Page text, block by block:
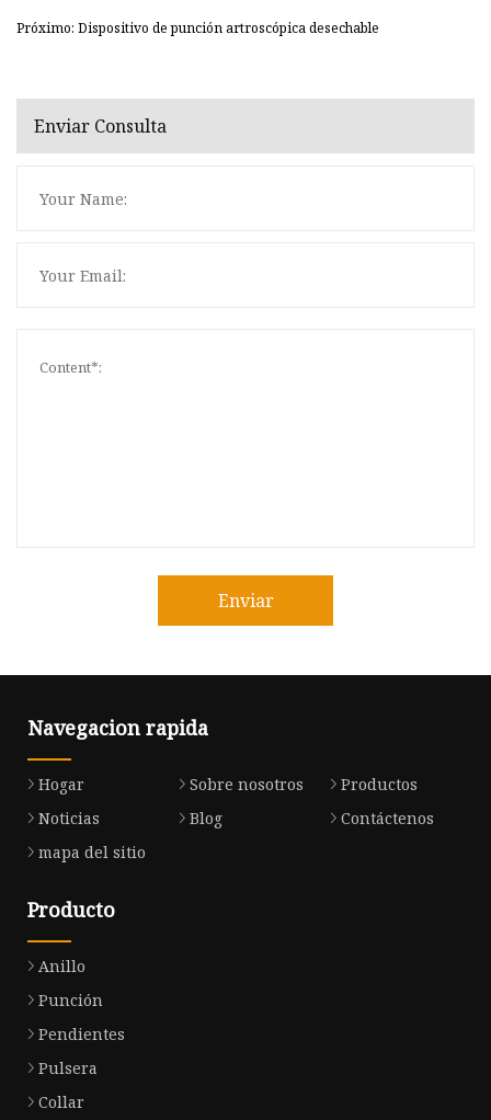
Próximo: Dispositivo de punción artroscópica desechable
Enviar Consulta
Enviar
Navegacion rapida
Hogar Sobre nosotros
Productos
Noticias
Blog
Contáctenos
mapa del sitio
Producto
Anillo
Punción
Pendientes
Pulsera
Collar